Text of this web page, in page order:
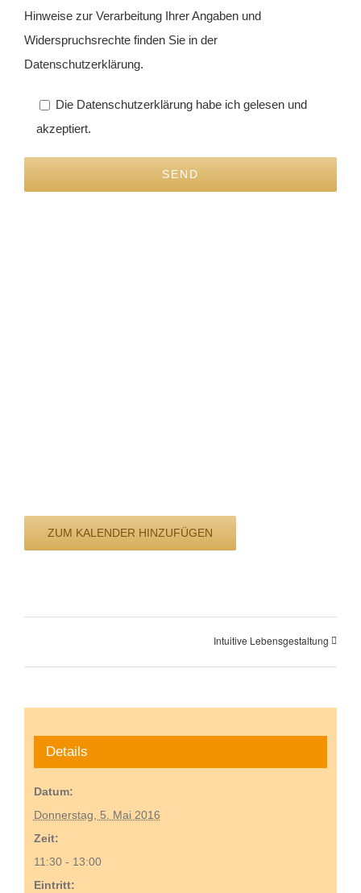
Hinweise zur Verarbeitung Ihrer Angaben und
Widerspruchsrechte finden Sie in der
Datenschutzerklärung.
Die Datenschutzerklärung habe ich gelesen und
akzeptiert.
ZUM KALENDER HINZUFÜGEN
Intuitive Lebensgestaltung
Details
Datum:
Donnerstag, 5. Mai 2016
Zeit:
11:30 - 13:00
Eintritt: